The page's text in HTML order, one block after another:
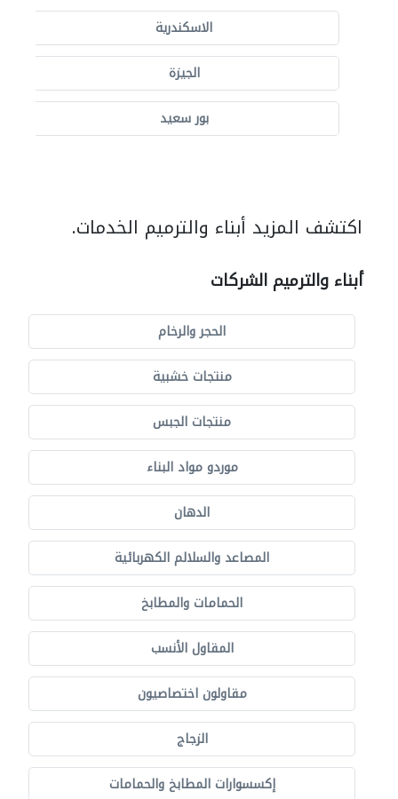
الاسكندرية
الجيزة
بور سعيد
اكتشف المزيد أبناء والترميم الخدمات.
أبناء والترميم الشركات
الحجر والرخام
منتجات خشبية
منتجات الجبس
موردو مواد البناء
الدهان
المصاعد والسلالم الكهربائية
الحمامات والمطابخ
المقاول الأنسب
مقاولون اختصاصيون
الزجاج
إكسسوارات المطابخ والحمامات